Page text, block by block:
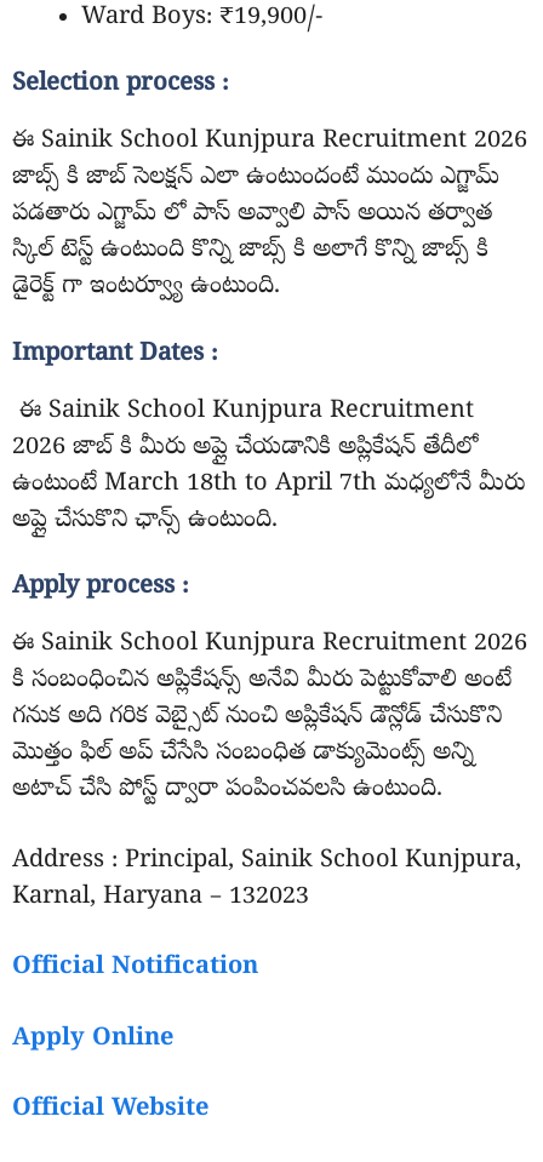
Ward Boys: ₹19,900/-
Selection process :
ఈ Sainik School Kunjpura Recruitment 2026
జాబ్స్ కి జాబ్ సెలక్షన్ ఎలా ఉంటుందంటే ముందు ఎగ్జామ్
పడతారు ఎగ్జామ్ లో పాస్ అవ్వాలి పాస్ అయిన తర్వాత
స్కిల్ టెస్ట్ ఉంటుంది కొన్ని జాబ్స్ కి అలాగే కొన్ని జాబ్స్ కి
డైరెక్ట్ గా ఇంటర్వ్యూ ఉంటుంది.
Important Dates :
ఈ Sainik School Kunjpura Recruitment
2026 జాబ్ కి మీరు అప్లై చేయడానికి అప్లికేషన్ తేదీలో
ఉంటుంటే March 18th to April 7th మధ్యలోనే మీరు
అప్లై చేసుకొని ఛాన్స్ ఉంటుంది.
Apply process :
ఈ Sainik School Kunjpura Recruitment 2026
కి సంబంధించిన అప్లికేషన్స్ అనేవి మీరు పెట్టుకోవాలి అంటే
గనుక అది గరిక వెబ్సైట్ నుంచి అప్లికేషన్ డౌన్లోడ్ చేసుకొని
మొత్తం ఫిల్ అప్ చేసేసి సంబంధిత డాక్యుమెంట్స్ అన్ని
అటాచ్ చేసి పోస్ట్ ద్వారా పంపించవలసి ఉంటుంది.
Address : Principal, Sainik School Kunjpura,
Karnal, Haryana – 132023
Official Notification
Apply Online
Official Website